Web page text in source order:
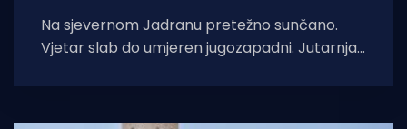
Na sjevernom Jadranu pretežno sunčano.
Vjetar slab do umjeren jugozapadni. Jutarnja